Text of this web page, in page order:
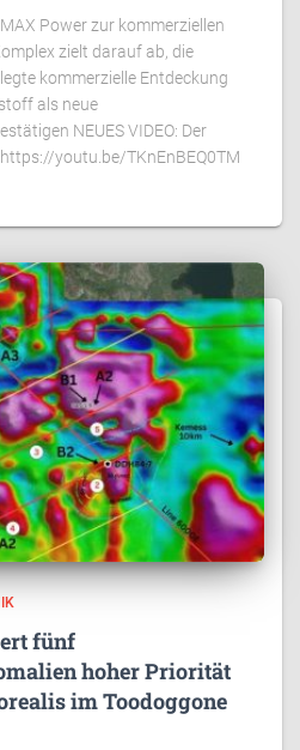
Power zur kommerziellen
zielt darauf ab, die
kommerzielle Entdeckung
als neue
NEUES VIDEO: Der
youtu.be/TKnEnBEQ0TM
fünf
hoher Priorität
im Toodoggone